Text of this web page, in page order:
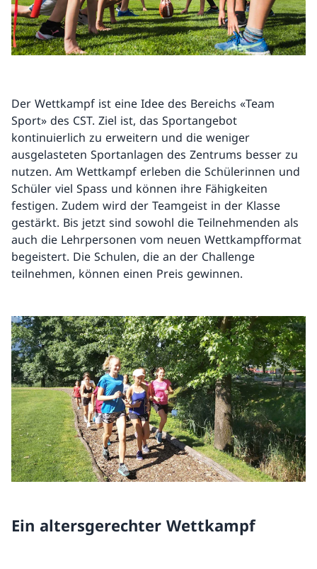
Der Wettkampf ist eine Idee des Bereichs «Team
Sport» des CST. Ziel ist, das Sportangebot
kontinuierlich zu erweitern und die weniger
ausgelasteten Sportanlagen des Zentrums besser zu
nutzen. Am Wettkampf erleben die Schülerinnen und
Schüler viel Spass und können ihre Fähigkeiten
festigen. Zudem wird der Teamgeist in der Klasse
gestärkt. Bis jetzt sind sowohl die Teilnehmenden als
auch die Lehrpersonen vom neuen Wettkampfformat
begeistert. Die Schulen, die an der Challenge
teilnehmen, können einen Preis gewinnen.
Ein altersgerechter Wettkampf